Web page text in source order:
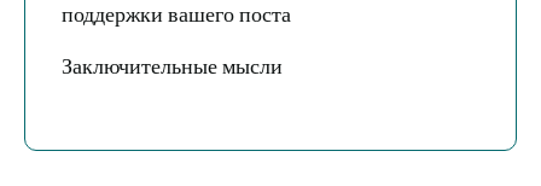
поддержки вашего поста
Заключительные мысли